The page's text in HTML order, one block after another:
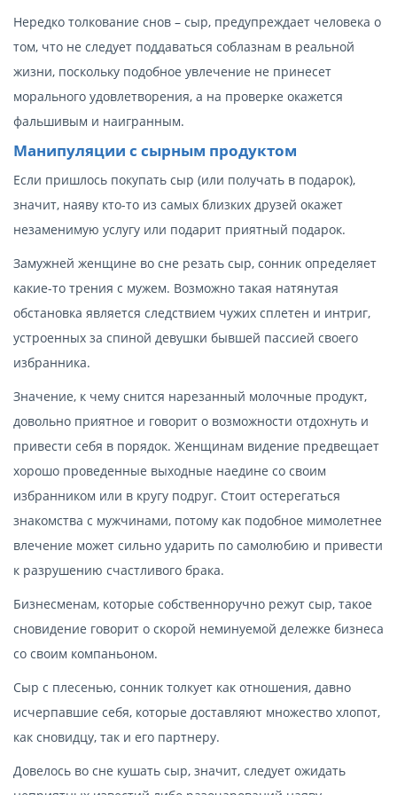
Нередко толкование снов – сыр, предупреждает человека о
том, что не следует поддаваться соблазнам в реальной
жизни, поскольку подобное увлечение не принесет
морального удовлетворения, а на проверке окажется
фальшивым и наигранным.
Манипуляции с сырным продуктом
Если пришлось покупать сыр (или получать в подарок),
значит, наяву кто-то из самых близких друзей окажет
незаменимую услугу или подарит приятный подарок.
Замужней женщине во сне резать сыр, сонник определяет
какие-то трения с мужем. Возможно такая натянутая
обстановка является следствием чужих сплетен и интриг,
устроенных за спиной девушки бывшей пассией своего
избранника.
Значение, к чему снится нарезанный молочные продукт,
довольно приятное и говорит о возможности отдохнуть и
привести себя в порядок. Женщинам видение предвещает
хорошо проведенные выходные наедине со своим
избранником или в кругу подруг. Стоит остерегаться
знакомства с мужчинами, потому как подобное мимолетнее
влечение может сильно ударить по самолюбию и привести
к разрушению счастливого брака.
Бизнесменам, которые собственноручно режут сыр, такое
сновидение говорит о скорой неминуемой дележке бизнеса
со своим компаньоном.
Сыр с плесенью, сонник толкует как отношения, давно
исчерпавшие себя, которые доставляют множество хлопот,
как сновидцу, так и его партнеру.
Довелось во сне кушать сыр, значит, следует ожидать